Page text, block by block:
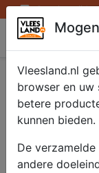
gr
Vleesland.nl
browser en uw
betere
kunnen bieden.
De
andere